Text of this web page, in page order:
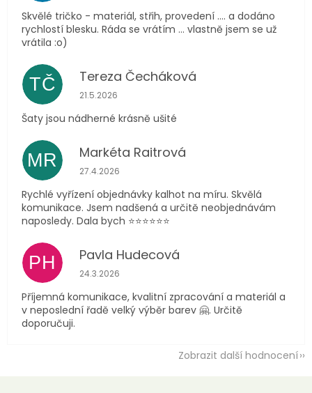
Skvělé tričko - materiál, střih, provedení .... a dodáno
rychlostí blesku. Ráda se vrátím ... vlastně jsem se už
vrátila :o)
TČ Tereza Čecháková
Hodnocení obchodu je 5 z 5 hvězdiček.
21.5.2026
Šaty jsou nádherné krásně ušité
MR Markéta Raitrová
Hodnocení obchodu je 5 z 5 hvězdiček.
27.4.2026
Rychlé vyřízení objednávky kalhot na míru. Skvělá
komunikace. Jsem nadšená a určitě neobjednávám
naposledy. Dala bych ⭐️⭐️⭐️⭐️⭐️⭐️
PH Pavla Hudecová
Hodnocení obchodu je 5 z 5 hvězdiček.
24.3.2026
Příjemná komunikace, kvalitní zpracování a materiál a
v neposlední řadě velký výběr barev 🤗. Určitě
doporučuji.
Zobrazit další hodnocení